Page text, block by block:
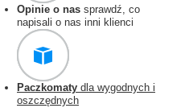
Opinie o nas sprawdź, co
napisali o nas inni klienci
Paczkomaty dla wygodnych i
oszczędnych